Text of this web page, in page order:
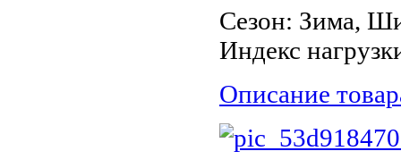
Сезон: Зима,
Индекс
Описание